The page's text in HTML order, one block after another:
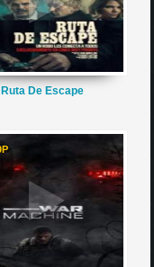
Ruta De Escape